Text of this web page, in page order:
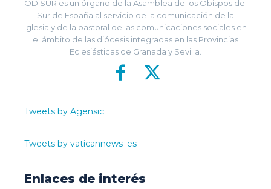
ODISUR es un órgano de la Asamblea de los Obispos del
Sur de España al servicio de la comunicación de la
Iglesia y de la pastoral de las comunicaciones sociales en
el ámbito de las diócesis integradas en las Provincias
Eclesiásticas de Granada y Sevilla.
Tweets by Agensic
Tweets by vaticannews_es
Enlaces de interés